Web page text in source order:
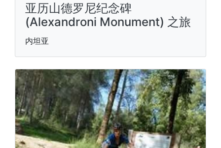
亚历山德罗尼纪念碑
(Alexandroni Monument) 之旅
内坦亚